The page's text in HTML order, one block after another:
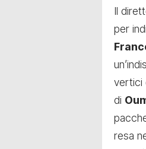
Il
per
vertici
di
resa